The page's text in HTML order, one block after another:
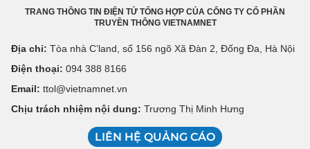
TRANG THÔNG TIN ĐIỆN TỬ TỔNG HỢP CỦA CÔNG TY CỔ PHẦN
TRUYỀN THÔNG VIETNAMNET
Địa chỉ: Tòa nhà C’land, số 156 ngõ Xã Đàn 2, Đống Đa, Hà Nội
Điện thoại: 094 388 8166
Email: ttol@vietnamnet.vn
Chịu trách nhiệm nội dung: Trương Thị Minh Hưng
LIÊN HỆ QUẢNG CÁO